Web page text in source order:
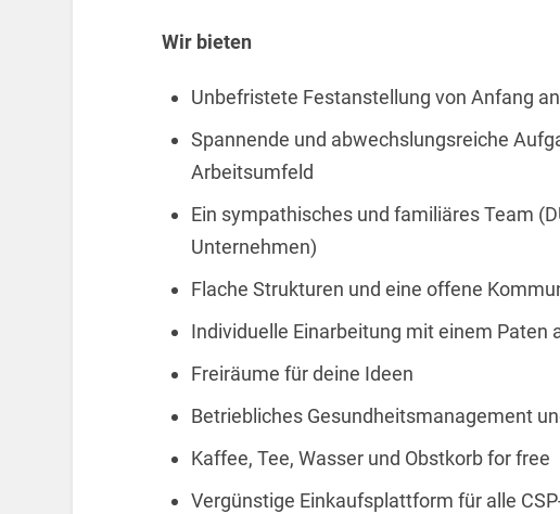
Wir bieten
Unbefristete Festanstellung von Anfang an
Spannende und abwechslungsreiche
Arbeitsumfeld
Ein sympathisches und familiäres Team
Unternehmen)
Flache Strukturen und eine offene
Individuelle Einarbeitung mit einem Paten
Freiräume für deine Ideen
Betriebliches Gesundheitsmanagement
Kaffee, Tee, Wasser und Obstkorb for free
Vergünstige Einkaufsplattform für alle